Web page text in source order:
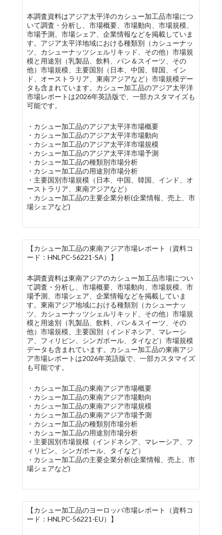
本調査資料はアジア太平洋のカシュー加工品市場につ
いて調査・分析し、市場概要、市場動向、市場規模、
市場予測、市場シェア、企業情報などを掲載していま
す。アジア太平洋地域における種類別（カシューナッ
ツ、カシューナッツシェルリキッド、その他）市場規
模と用途別（乳製品、飲料、パン＆スイーツ、その
他）市場規模、主要国別（日本、中国、韓国、イン
ド、オーストラリア、東南アジアなど）市場規模デー
タも含まれています。カシュー加工品のアジア太平洋
市場レポートは2026年英語版で、一部カスタマイズも
可能です。
・カシュー加工品のアジア太平洋市場概要
・カシュー加工品のアジア太平洋市場動向
・カシュー加工品のアジア太平洋市場規模
・カシュー加工品のアジア太平洋市場予測
・カシュー加工品の種類別市場分析
・カシュー加工品の用途別市場分析
・主要国別市場規模（日本、中国、韓国、インド、オ
ーストラリア、東南アジアなど）
・カシュー加工品の主要企業分析(企業情報、売上、市
場シェアなど)
【カシュー加工品の東南アジア市場レポート（資料コ
ード：HNLPC-56221-SA）】
本調査資料は東南アジアのカシュー加工品市場につい
て調査・分析し、市場概要、市場動向、市場規模、市
場予測、市場シェア、企業情報などを掲載していま
す。東南アジア地域における種類別（カシューナッ
ツ、カシューナッツシェルリキッド、その他）市場規
模と用途別（乳製品、飲料、パン＆スイーツ、その
他）市場規模、主要国別（インドネシア、マレーシ
ア、フィリピン、シンガポール、タイなど）市場規模
データも含まれています。カシュー加工品の東南アジ
ア市場レポートは2026年英語版で、一部カスタマイズ
も可能です。
・カシュー加工品の東南アジア市場概要
・カシュー加工品の東南アジア市場動向
・カシュー加工品の東南アジア市場規模
・カシュー加工品の東南アジア市場予測
・カシュー加工品の種類別市場分析
・カシュー加工品の用途別市場分析
・主要国別市場規模（インドネシア、マレーシア、フ
ィリピン、シンガポール、タイなど）
・カシュー加工品の主要企業分析(企業情報、売上、市
場シェアなど)
【カシュー加工品のヨーロッパ市場レポート（資料コ
ード：HNLPC-56221-EU）】